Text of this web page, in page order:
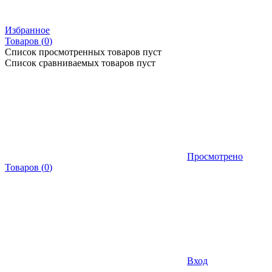
Избранное
Товаров (0)
Список просмотренных товаров пуст
Список сравниваемых товаров пуст
Просмотрено
Товаров (0)
Вход